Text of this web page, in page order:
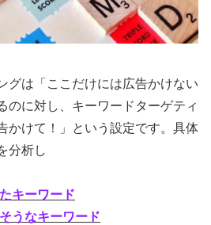
グは「ここだけには広告かけない
のに対し、キーワードターゲティ
かけて！」という設定です。具体
分析し
キーワード
うなキーワード